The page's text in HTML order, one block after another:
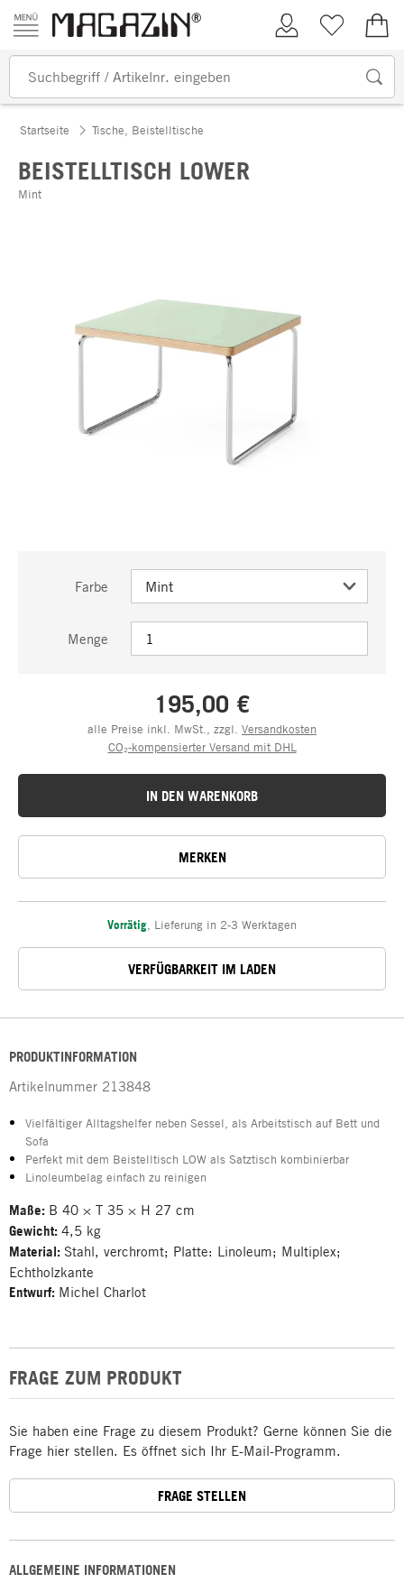
Zum Inhalt springen
Kundenkonto
Merkliste
Startseite Tische, Beistelltische
BEISTELLTISCH LOWER
Mint
Farbe
Menge
195,00 €
alle Preise inkl. MwSt., zzgl. Versandkosten
CO₂-kompensierter Versand mit DHL
IN DEN WARENKORB
MERKEN
Vorrätig Lieferung in 2-3 Werktagen
VERFÜGBARKEIT IM LADEN
ALLGEMEINE INFORMATIONEN
PRODUKTINFORMATION
Artikelnummer 213848
Vielfältiger Alltagshelfer neben Sessel, als Arbeitstisch auf Bett und
Sofa
Perfekt mit dem Beistelltisch LOW als Satztisch kombinierbar
Linoleumbelag einfach zu reinigen
Maße: B 40 × T 35 × H 27 cm
Gewicht: 4,5 kg
Material: Stahl, verchromt; Platte: Linoleum; Multiplex;
Echtholzkante
Entwurf: Michel Charlot
FRAGE ZUM PRODUKT
Sie haben eine Frage zu diesem Produkt? Gerne können Sie die
Frage hier stellen. Es öffnet sich Ihr E-Mail-Programm.
FRAGE STELLEN